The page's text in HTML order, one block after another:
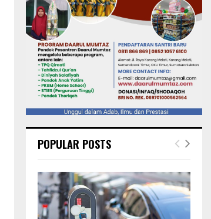
POPULAR POSTS